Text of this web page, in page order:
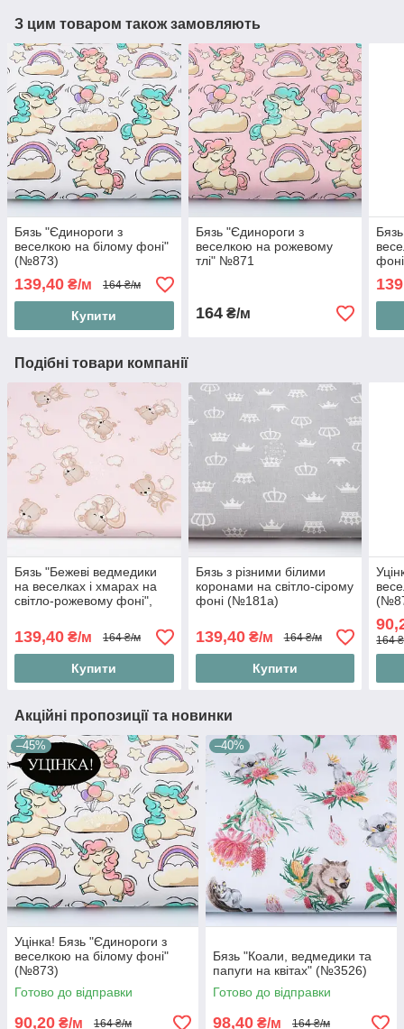
З цим товаром також замовляють
Бязь "Єдинороги з
веселкою на білому фоні"
(№873)
139,40 ₴/м 164 ₴/м
Купити
Бязь "Єдинороги з
веселкою на рожевому
тлі" №871
164₴/м
Подібні товари компанії
Бязь "Бежеві ведмедики
на веселках і хмарах на
світло-рожевому фоні",
139,40 ₴/м 164 ₴/м
Купити
Бязь з різними білими
коронами на світло-сірому
фоні (№181а)
139,40₴/м 164 ₴/м
Купити
164
Акційні пропозиції та новинки
–45%
Уцінка! Бязь "Єдинороги з
веселкою на білому фоні"
(№873)
Готово до відправки
90,20 ₴/м 164 ₴/м
–40%
Бязь "Коали, ведмедики та
папуги на квітах" (№3526)
Готово до відправки
98,40 ₴/м 164 ₴/м